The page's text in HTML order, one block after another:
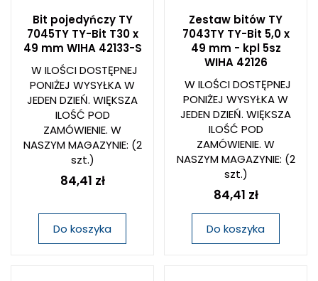
Bit pojedyńczy TY
7045TY TY-Bit T30 x
49 mm WIHA 42133-S
W ILOŚCI DOSTĘPNEJ
PONIŻEJ WYSYŁKA W
JEDEN DZIEŃ. WIĘKSZA
ILOŚĆ POD
ZAMÓWIENIE. W
NASZYM MAGAZYNIE: (2
szt.)
84,41 zł
Do koszyka
Zestaw bitów TY
7043TY TY-Bit 5,0 x
49 mm - kpl 5sz
WIHA 42126
W ILOŚCI DOSTĘPNEJ
PONIŻEJ WYSYŁKA W
JEDEN DZIEŃ. WIĘKSZA
ILOŚĆ POD
ZAMÓWIENIE. W
NASZYM MAGAZYNIE: (2
szt.)
84,41 zł
Do koszyka